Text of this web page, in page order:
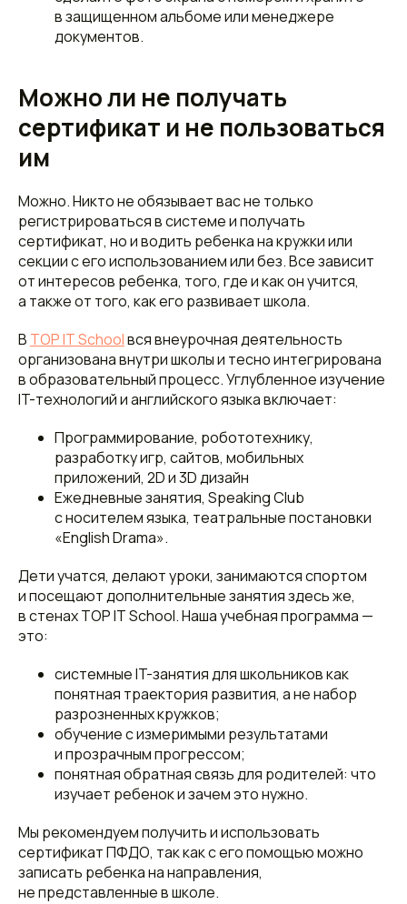
в защищенном альбоме или менеджере
документов.
Можно ли не получать
сертификат и не пользоваться
им
Можно. Никто не обязывает вас не только
регистрироваться в системе и получать
сертификат, но и водить ребенка на кружки или
секции с его использованием или без. Все зависит
от интересов ребенка, того, где и как он учится,
а также от того, как его развивает школа.
В TOP IT Schoolвся внеурочная деятельность
организована внутри школы и тесно интегрирована
в образовательный процесс. Углубленное изучение
IT-технологий и английского языка включает:
Программирование, робототехнику,
разработку игр, сайтов, мобильных
приложений, 2D и 3D дизайн
Ежедневные занятия, Speaking Club
с носителем языка, театральные постановки
«English Drama».
Дети учатся, делают уроки, занимаются спортом
и посещают дополнительные занятия здесь же,
в стенах TOP IT School. Наша учебная программа —
это:
системные IT-занятия для школьников как
понятная траектория развития, а не набор
разрозненных кружков;
обучение с измеримыми результатами
и прозрачным прогрессом;
понятная обратная связь для родителей: что
изучает ребенок и зачем это нужно.
Мы рекомендуем получить и использовать
сертификат ПФДО, так как с его помощью можно
записать ребенка на направления,
не представленные в школе.